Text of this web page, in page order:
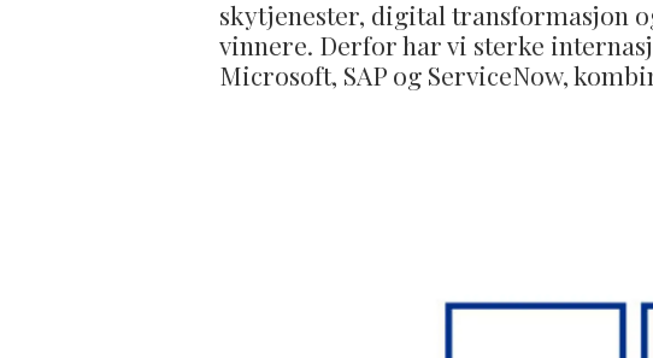
skytjenester, digital transformasjon
vinnere. Derfor har vi sterke
Microsoft, SAP og ServiceNow,